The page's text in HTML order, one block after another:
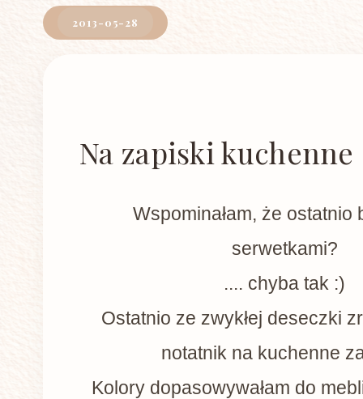
2013-05-28
Na zapiski kuchenne
Wspominałam, że ostatnio
serwetkami?
.... chyba tak :)
Ostatnio ze zwykłej deseczki
notatnik na kuchenne
Kolory dopasowywałam do